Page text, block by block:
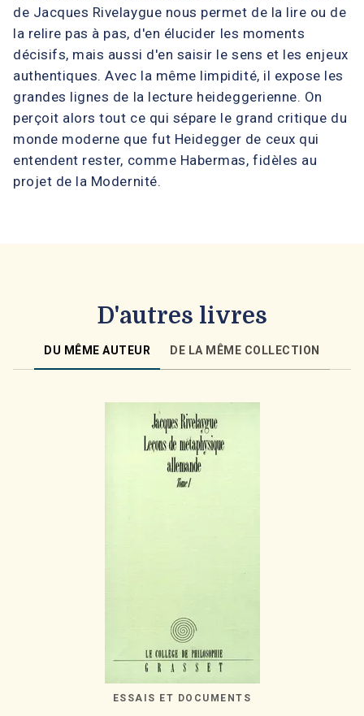
de Jacques Rivelaygue nous permet de la lire ou de
la relire pas à pas, d'en élucider les moments
décisifs, mais aussi d'en saisir le sens et les enjeux
authentiques. Avec la même limpidité, il expose les
grandes lignes de la lecture heideggerienne. On
perçoit alors tout ce qui sépare le grand critique du
monde moderne que fut Heidegger de ceux qui
entendent rester, comme Habermas, fidèles au
projet de la Modernité.
D'autres livres
DU MÊME AUTEUR DE LA MÊME COLLECTION
ESSAIS ET DOCUMENTS